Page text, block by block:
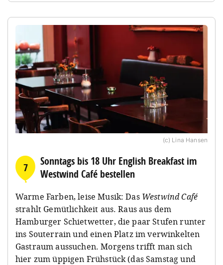
(c) Lina Hansen
7
Sonntags bis 18 Uhr English Breakfast im
Westwind Café bestellen
Warme Farben, leise Musik: Das Westwind Café
strahlt Gemütlichkeit aus. Raus aus dem
Hamburger Schietwetter, die paar Stufen runter
ins Souterrain und einen Platz im verwinkelten
Gastraum aussuchen. Morgens trifft man sich
hier zum üppigen Frühstück (das Samstag und